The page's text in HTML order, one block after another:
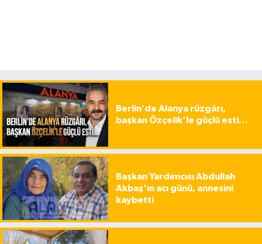
Berlin’de Alanya rüzgârı,
başkan Özçelik’le güçlü esti…
Başkan Yardımcısı Abdullah
Akbaş’ın acı günü, annesini
kaybetti